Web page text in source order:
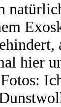
hier